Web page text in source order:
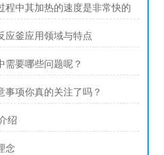
程中其加热的速度是非常快的
应釜应用领域与特点
需要哪些问题呢？
事项你真的关注了吗？
绍
念